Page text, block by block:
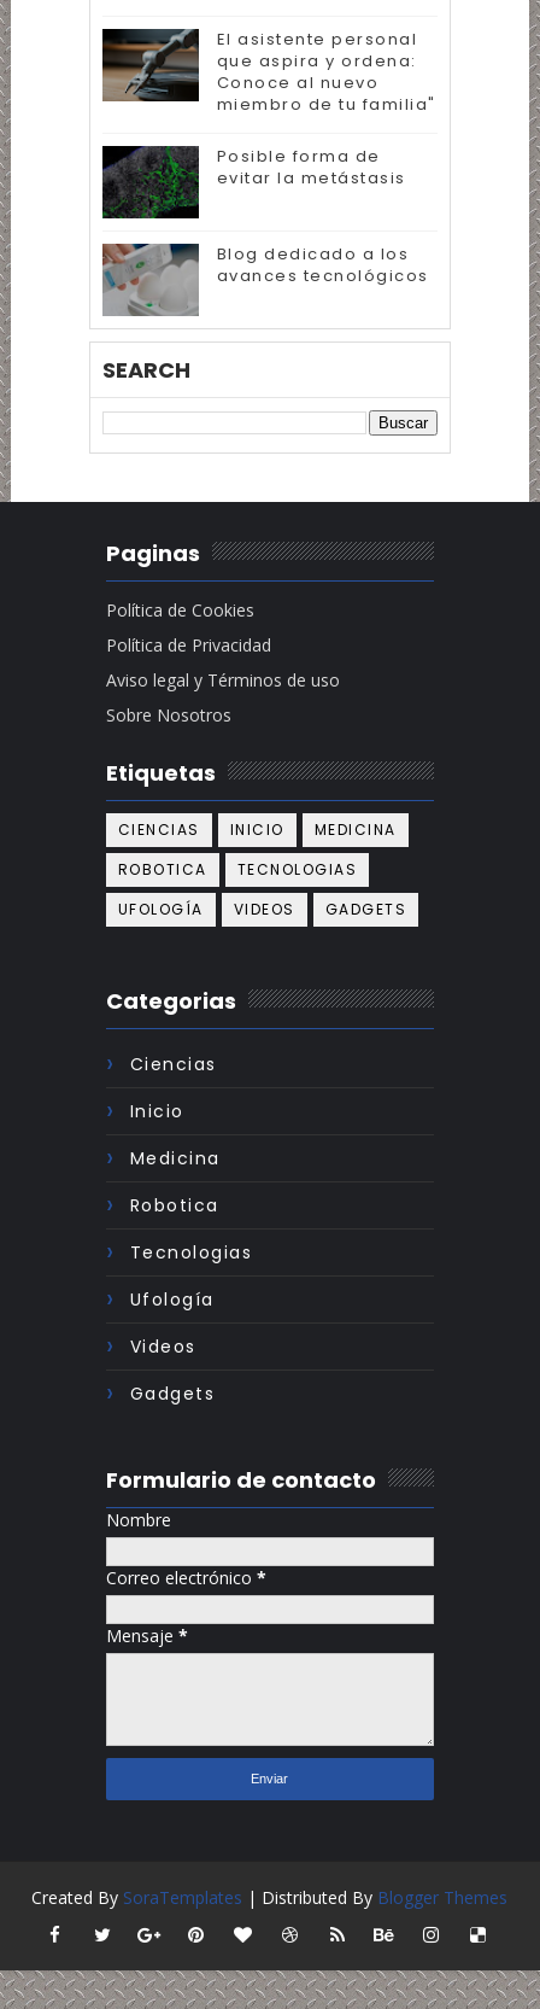
El asistente personal
que aspira y ordena:
Conoce al nuevo
miembro de tu familia"
Posible forma de
evitar la metástasis
Blog dedicado a los
avances tecnológicos
SEARCH
Paginas
Política de Cookies
Política de Privacidad
Aviso legal y Términos de uso
Sobre Nosotros
Etiquetas
CIENCIAS INICIO
MEDICINA
ROBOTICA
TECNOLOGIAS
UFOLOGÍA
VIDEOS GADGETS
Categorias
Ciencias
Inicio
Medicina
Robotica
Tecnologias
Ufología
Videos
Gadgets
Formulario de contacto
Nombre
Correo electrónico *
Mensaje *
Created By SoraTemplates | Distributed By Blogger Themes